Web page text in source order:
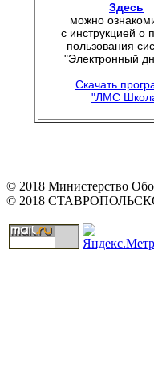
Здесь
можно
с инструкцией о
пользования
"Электронный
Скачать
"ЛМС
© 2018 Министерство
© 2018